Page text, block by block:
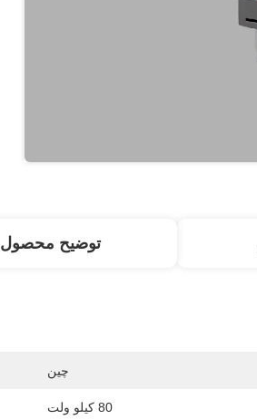
توضیح محصول
چین
80 کیلو ولت